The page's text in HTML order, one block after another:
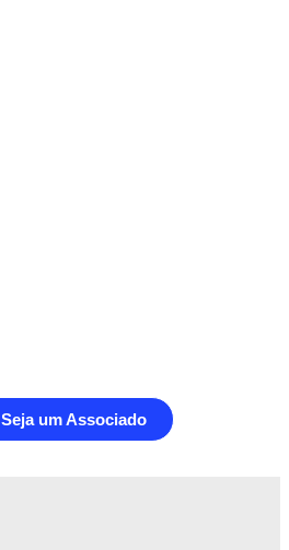
Seja um Associado